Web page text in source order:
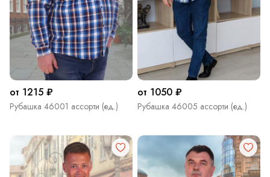
от 1215 ₽
Рубашка 46001 ассорти (ед.)
от 1050 ₽
Рубашка 46005 ассорти (ед.)